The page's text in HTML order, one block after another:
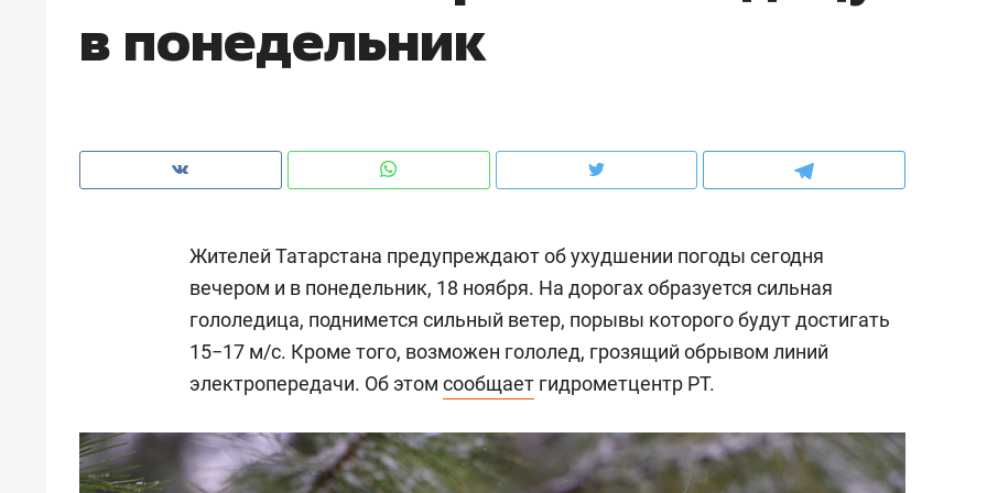
в понедельник
Жителей Татарстана предупреждают об ухудшении погоды сегодня
вечером и в понедельник, 18 ноября. На дорогах образуется сильная
гололедица, поднимется сильный ветер, порывы которого будут достигать
15−17 м/с. Кроме того, возможен гололед, грозящий обрывом линий
электропередачи. Об этом сообщает гидрометцентр РТ.
чем интересен Оман?
Как ГК «МИР ГРУПП» и ВТБ
создают оазис жилого
комфорта под Казанью
Рекомендуем
150 камер до квартиры и Face
ID вместо ключа: какой будет
безопасность в ЖК «Нова»
Опыт выживания в
природе, работа
с ментальным и